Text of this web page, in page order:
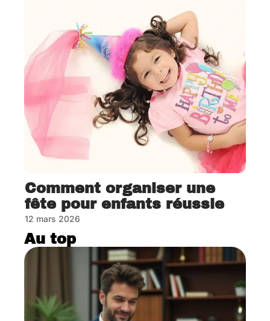
Comment organiser une
fête pour enfants réussie
12 mars 2026
Au top